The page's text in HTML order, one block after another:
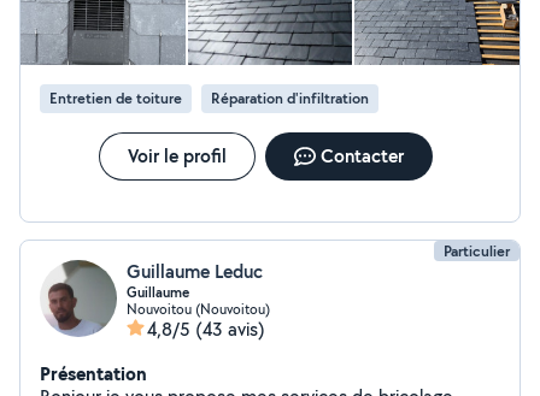
Entretien de toiture Réparation d'infiltration
Voir le profil Contacter
Particulier
Guillaume Leduc
Guillaume
Nouvoitou (Nouvoitou)
4,8/5 (43 avis)
Présentation